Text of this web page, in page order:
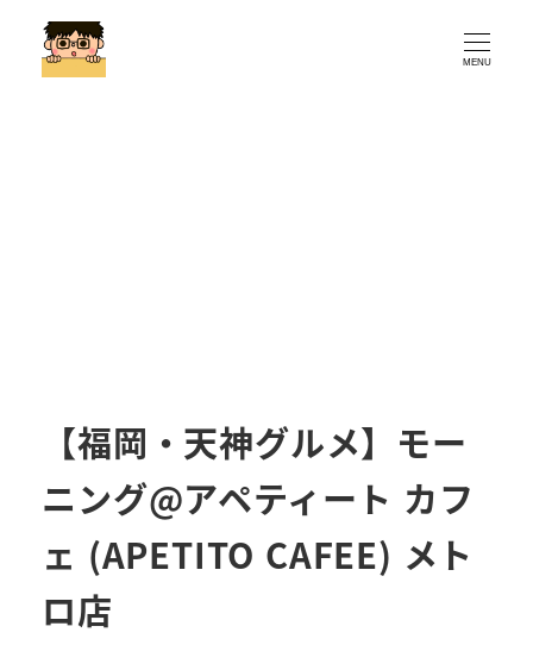
MENU
【福岡・天神グルメ】モー
ニング@アペティート カフ
ェ (APETITO CAFEE) メト
ロ店